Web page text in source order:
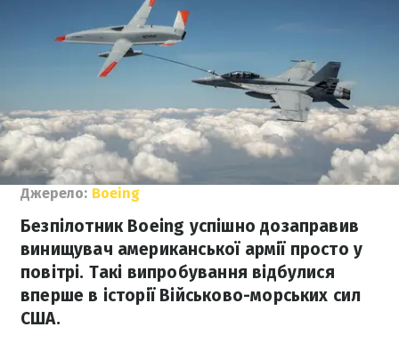
Джерело: Boeing
Безпілотник Boeing успішно дозаправив
винищувач американської армії просто у
повітрі. Такі випробування відбулися
вперше в історії Військово-морських сил
США.